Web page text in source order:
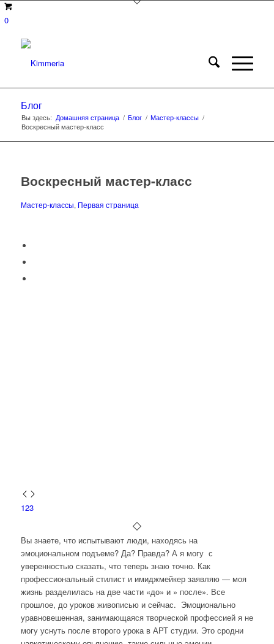
0
Блог
Вы здесь: Домашняя страница / Блог / Мастер-классы /
Воскресный мастер-класс
Воскресный мастер-класс
Мастер-классы, Первая страница
123
Вы знаете, что испытывают люди, находясь на
эмоциональном подъеме? Да? Правда? А я могу с
уверенностью сказать, что теперь знаю точно. Как
профессиональный стилист и имиджмейкер заявляю — моя
жизнь разделилась на две части «до» и » после». Все
прошлое, до уроков живописью и сейчас. Эмоционально
уравновешенная, занимающаяся творческой профессией я не
могу уснуть после второго урока в АРТ студии. Это сродни